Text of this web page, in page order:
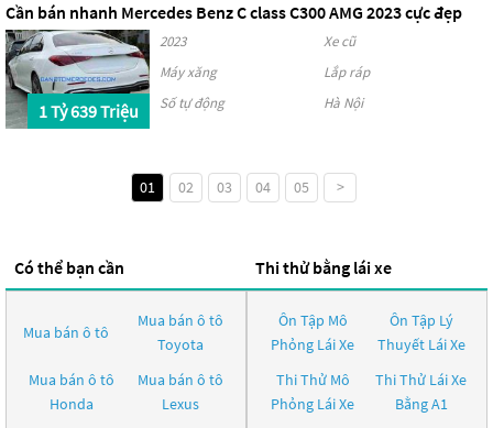
Cần bán nhanh Mercedes Benz C class C300 AMG 2023 cực đẹp
1 Tỷ 639 Triệu
2023
Xe cũ
Máy xăng
Lắp ráp
Số tự động
Hà Nội
01 02 03 04 05 >
Có thể bạn cần
Mua bán ô tô
Mua bán ô tô
Toyota
Mua bán ô tô
Honda
Mua bán ô tô
Lexus
Thi thử bằng lái xe
Ôn Tập Mô
Phỏng Lái Xe
Ôn Tập Lý
Thuyết Lái Xe
Thi Thử Mô
Phỏng Lái Xe
Thi Thử Lái Xe
Bằng A1